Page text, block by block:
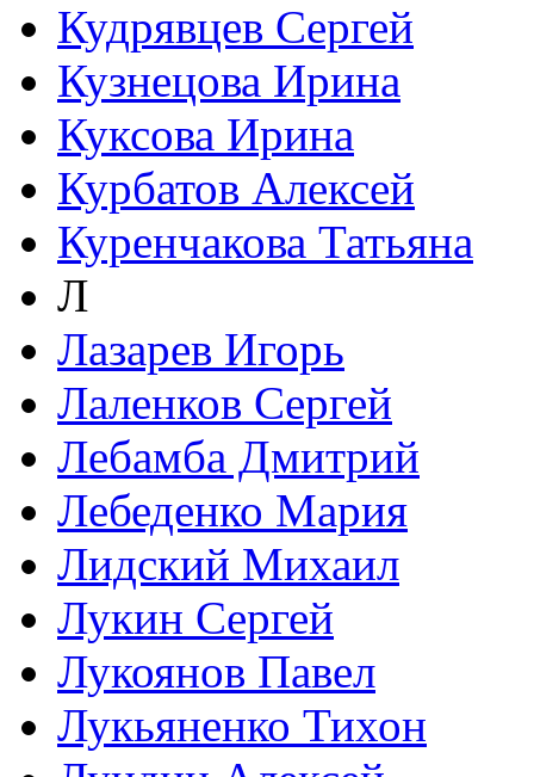
Кудрявцев Сергей
Кузнецова Ирина
Куксова Ирина
Курбатов Алексей
Куренчакова Татьяна
Л
Лазарев Игорь
Лаленков Сергей
Лебамба Дмитрий
Лебеденко Мария
Лидский Михаил
Лукин Сергей
Лукоянов Павел
Лукьяненко Тихон